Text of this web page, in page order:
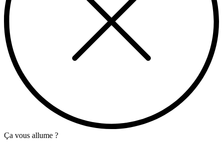
Ça vous allume ?